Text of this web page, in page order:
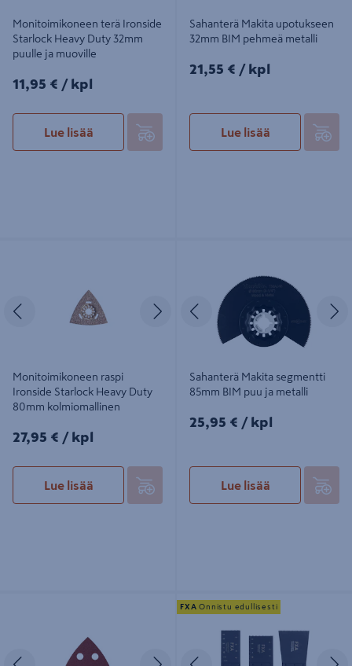
Monitoimikoneen terä Ironside
Starlock Heavy Duty 32mm
puulle ja muoville
11,95€/kpl
11,95 € / kpl
Lue lisää
Sahanterä Makita upotukseen
32mm BIM pehmeä metalli
21,55€/kpl
21,55 € / kpl
Lue lisää
Edellinen Seuraava
Monitoimikoneen raspi
Ironside Starlock Heavy Duty
80mm kolmiomallinen
27,95€/kpl
27,95 € / kpl
Lue lisää
Edellinen
Sahanterä Makita segmentti
85mm BIM puu ja metalli
25,95€/kpl
25,95 € / kpl
Lue lisää
Edellinen Seuraava
Monitoimikoneen yleisteräsarja FXA
3-osainen
Edellinen
FXA Onnistu edullisesti